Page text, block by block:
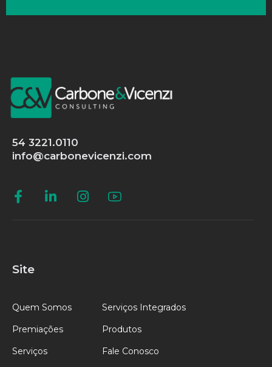
54 3221.0110
info@carbonevicenzi.com
Site
Quem Somos
Premiações
Serviços
Serviços Integrados
Produtos
Fale Conosco